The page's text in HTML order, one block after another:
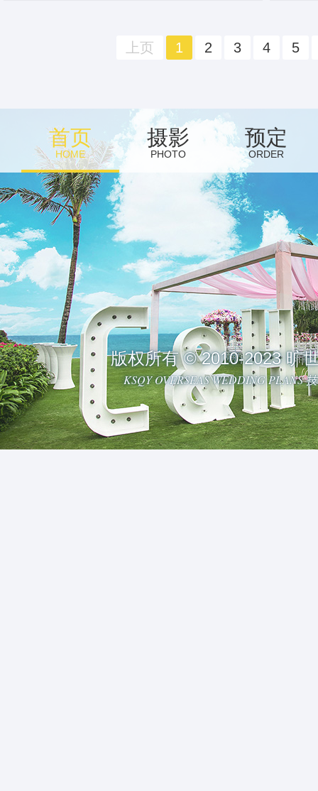
上页 1 2 3 4 5
首页
HOME
摄影
PHOTO
预定
ORDER
版权所有 © 2010-2023 旷
KSQY OVERSEAS WEDDING PLANS